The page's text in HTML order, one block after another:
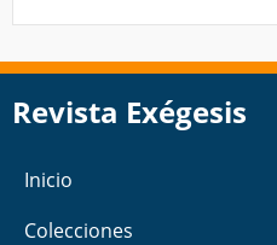
Revista Exégesis
Inicio
Colecciones